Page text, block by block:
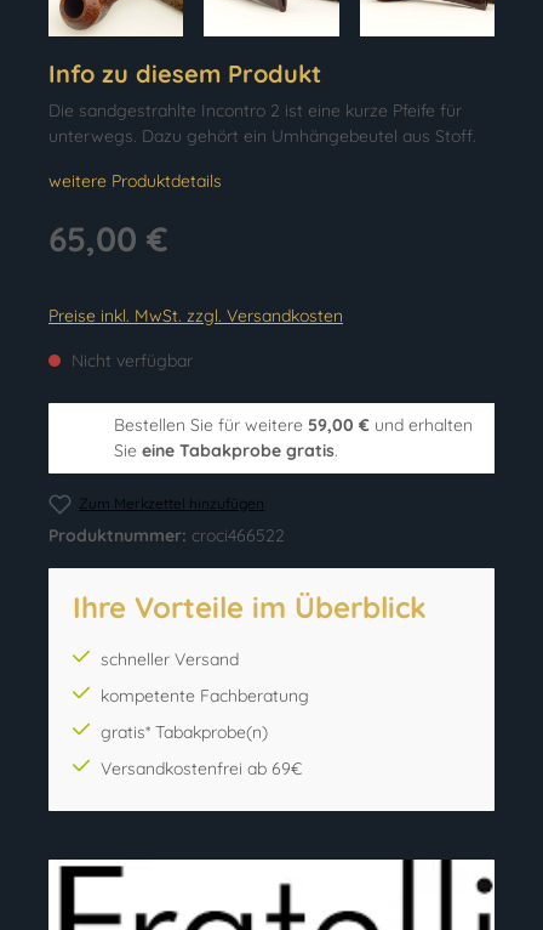
Info zu diesem Produkt
Die sandgestrahlte Incontro 2 ist eine kurze Pfeife für
unterwegs. Dazu gehört ein Umhängebeutel aus Stoff.
weitere Produktdetails
65,00 €
Preise inkl. MwSt. zzgl. Versandkosten
Nicht verfügbar
Bestellen Sie für weitere 59,00 € und erhalten
Sie eine Tabakprobe gratis.
Zum Merkzettel hinzufügen
Produktnummer: croci466522
Ihre Vorteile im Überblick
schneller Versand
kompetente Fachberatung
gratis* Tabakprobe(n)
Versandkostenfrei ab 69€